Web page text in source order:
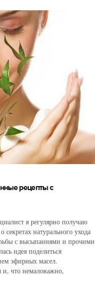
рецепты с
я регулярно получаю
натурального ухода
с высыпаниями и прочими
идея поделиться
эфирных масел.
и, что немаловажно,